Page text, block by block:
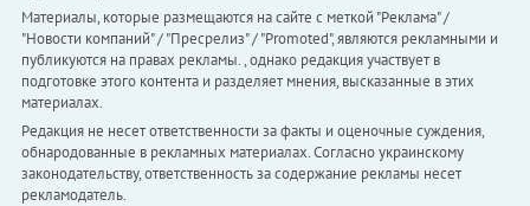
Материалы, которые размещаются на сайте с меткой "Реклама" /
"Новости компаний" / "Пресрелиз" / "Promoted", являются рекламными и
публикуются на правах рекламы. , однако редакция участвует в
подготовке этого контента и разделяет мнения, высказанные в этих
материалах.
Редакция не несет ответственности за факты и оценочные суждения,
обнародованные в рекламных материалах. Согласно украинскому
законодательству, ответственность за содержание рекламы несет
рекламодатель.